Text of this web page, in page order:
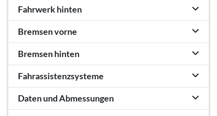
Fahrwerk hinten
Bremsen vorne
Bremsen hinten
Fahrassistenzsysteme
Daten und Abmessungen